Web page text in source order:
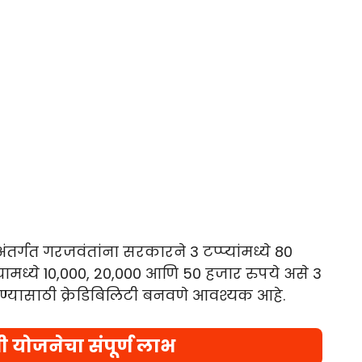
गरजवंतांना सरकारने 3 टप्प्यांमध्ये 80
10,000, 20,000 आणि 50 हजार रुपये असे 3
क्रेडिबिलिटी बनवणे आवश्यक आहे.
योजनेचा संपूर्ण लाभ